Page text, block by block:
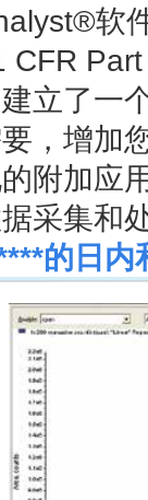
软
CFR
立了一
，增加
附加应
采集和
的日内